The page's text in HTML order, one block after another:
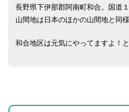
長野県下伊那郡阿南町和合。国道
山間地は日本のほかの山間地と同
和合地区は元気にやってますよ！